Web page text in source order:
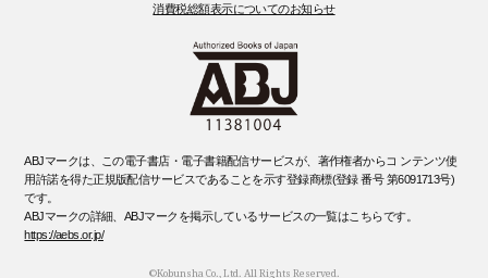
消費税総額表示についてのお知らせ
ABJマークは、この電子書店・電子書籍配信サービスが、著作権者からコ ンテンツ使
用許諾を得た正規版配信サービスであることを示す登録商標(登録 番号 第6091713号)
です。
ABJマークの詳細、ABJマークを掲示しているサービスの一覧はこちらです。
https://aebs.or.jp/
©Kobunsha Co., Ltd. All Rights Reserved.